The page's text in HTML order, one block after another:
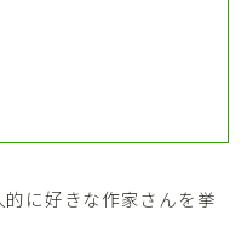
に好きな作家さんを挙